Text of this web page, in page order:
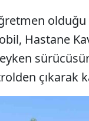
Hastane
çıkarak